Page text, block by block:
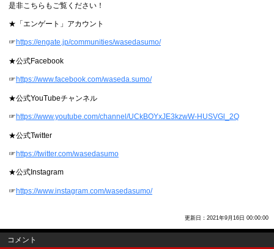
是非こちらもご覧ください！
★「エンゲート」アカウント
☞ https://engate.jp/communities/wasedasumo/
★公式Facebook
☞ https://www.facebook.com/waseda.sumo/
★公式YouTubeチャンネル
☞ https://www.youtube.com/channel/UCkBOYxJE3kzwW-HUSVGl_2Q
★公式Twitter
☞ https://twitter.com/wasedasumo
★公式Instagram
☞ https://www.instagram.com/wasedasumo/
更新日：2021年9月16日 00:00:00
コメント